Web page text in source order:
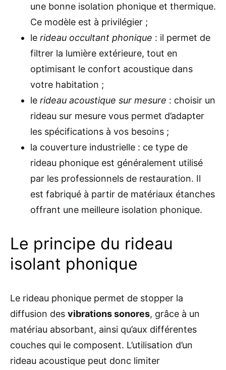
une bonne isolation phonique et thermique.
Ce modèle est à privilégier ;
le rideau occultant phonique : il permet de
filtrer la lumière extérieure, tout en
optimisant le confort acoustique dans
votre habitation ;
le rideau acoustique sur mesure : choisir un
rideau sur mesure vous permet d’adapter
les spécifications à vos besoins ;
la couverture industrielle : ce type de
rideau phonique est généralement utilisé
par les professionnels de restauration. Il
est fabriqué à partir de matériaux étanches
offrant une meilleure isolation phonique.
Le principe du rideau
isolant phonique
Le rideau phonique permet de stopper la
diffusion des vibrations sonores, grâce à un
matériau absorbant, ainsi qu’aux différentes
couches qui le composent. L’utilisation d’un
rideau acoustique peut donc limiter